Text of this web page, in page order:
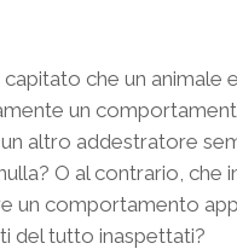
capitato che un animale
un
altro addestratore
O al contrario, che
un comportamento
del tutto inaspettati?